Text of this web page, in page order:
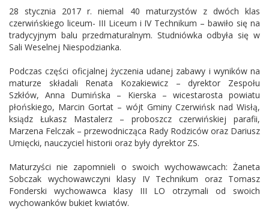
28 stycznia 2017 r. niemal 40 maturzystów z dwóch klas
czerwińskiego liceum- III Liceum i IV Technikum – bawiło się na
tradycyjnym balu przedmaturalnym. Studniówka odbyła się w
Sali Weselnej Niespodzianka.
Podczas części oficjalnej życzenia udanej zabawy i wyników na
maturze składali Renata Kozakiewicz – dyrektor Zespołu
Szkłów, Anna Dumińska – Kierska – wicestarosta powiatu
płońskiego, Marcin Gortat – wójt Gminy Czerwińsk nad Wisłą,
ksiądz Łukasz Mastalerz – proboszcz czerwińskiej parafii,
Marzena Felczak – przewodnicząca Rady Rodziców oraz Dariusz
Umięcki, nauczyciel historii oraz były dyrektor ZS.
Maturzyści nie zapomnieli o swoich wychowawcach: Żaneta
Sobczak wychowawczyni klasy IV Technikum oraz Tomasz
Fonderski wychowawca klasy III LO otrzymali od swoich
wychowanków bukiet kwiatów.